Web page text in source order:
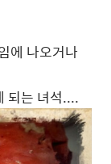
에 나오거나
되는 녀석....